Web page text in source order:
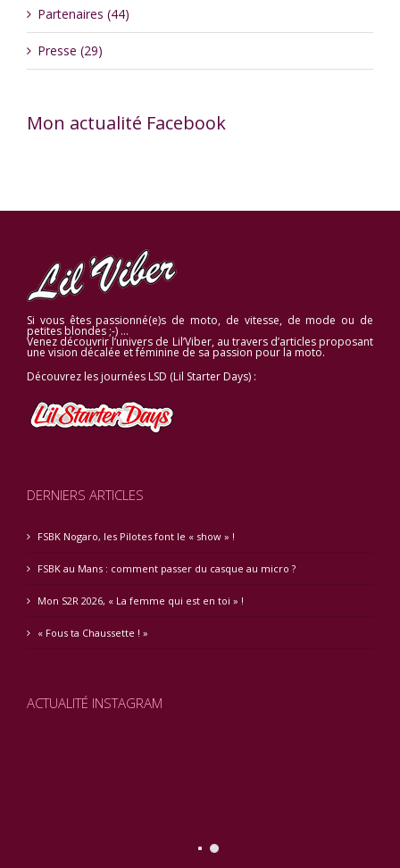
Partenaires (44)
Presse (29)
Mon actualité Facebook
Si vous êtes passionné(e)s de moto, de vitesse, de mode ou de
petites blondes ;-) …
Venez découvrir l’univers de Lil’Viber, au travers d’articles proposant
une vision décalée et féminine de sa passion pour la moto.
Découvrez les journées LSD (Lil Starter Days) :
DERNIERS ARTICLES
FSBK Nogaro, les Pilotes font le « show » !
FSBK au Mans : comment passer du casque au micro ?
Mon S2R 2026, « La femme qui est en toi » !
« Fous ta Chaussette ! »
ACTUALITÉ INSTAGRAM